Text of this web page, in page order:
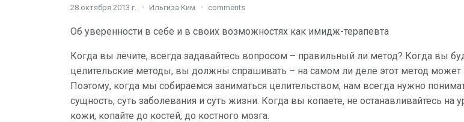
28 октября 2013 г. Ильгиза Ким comments
Об уверенности в себе и в своих возможностях как имидж-терапевта
Когда вы лечите, всегда задавайтесь вопросом – правильный ли метод? Когда вы
целительские методы, вы должны спрашивать – на самом ли деле этот метод может
Поэтому, когда мы собираемся заниматься целительством, нам всегда нужно
сущность, суть заболевания и суть жизни. Когда вы копаете, не останавливайтесь на
кожи, копайте до костей, до костного мозга.